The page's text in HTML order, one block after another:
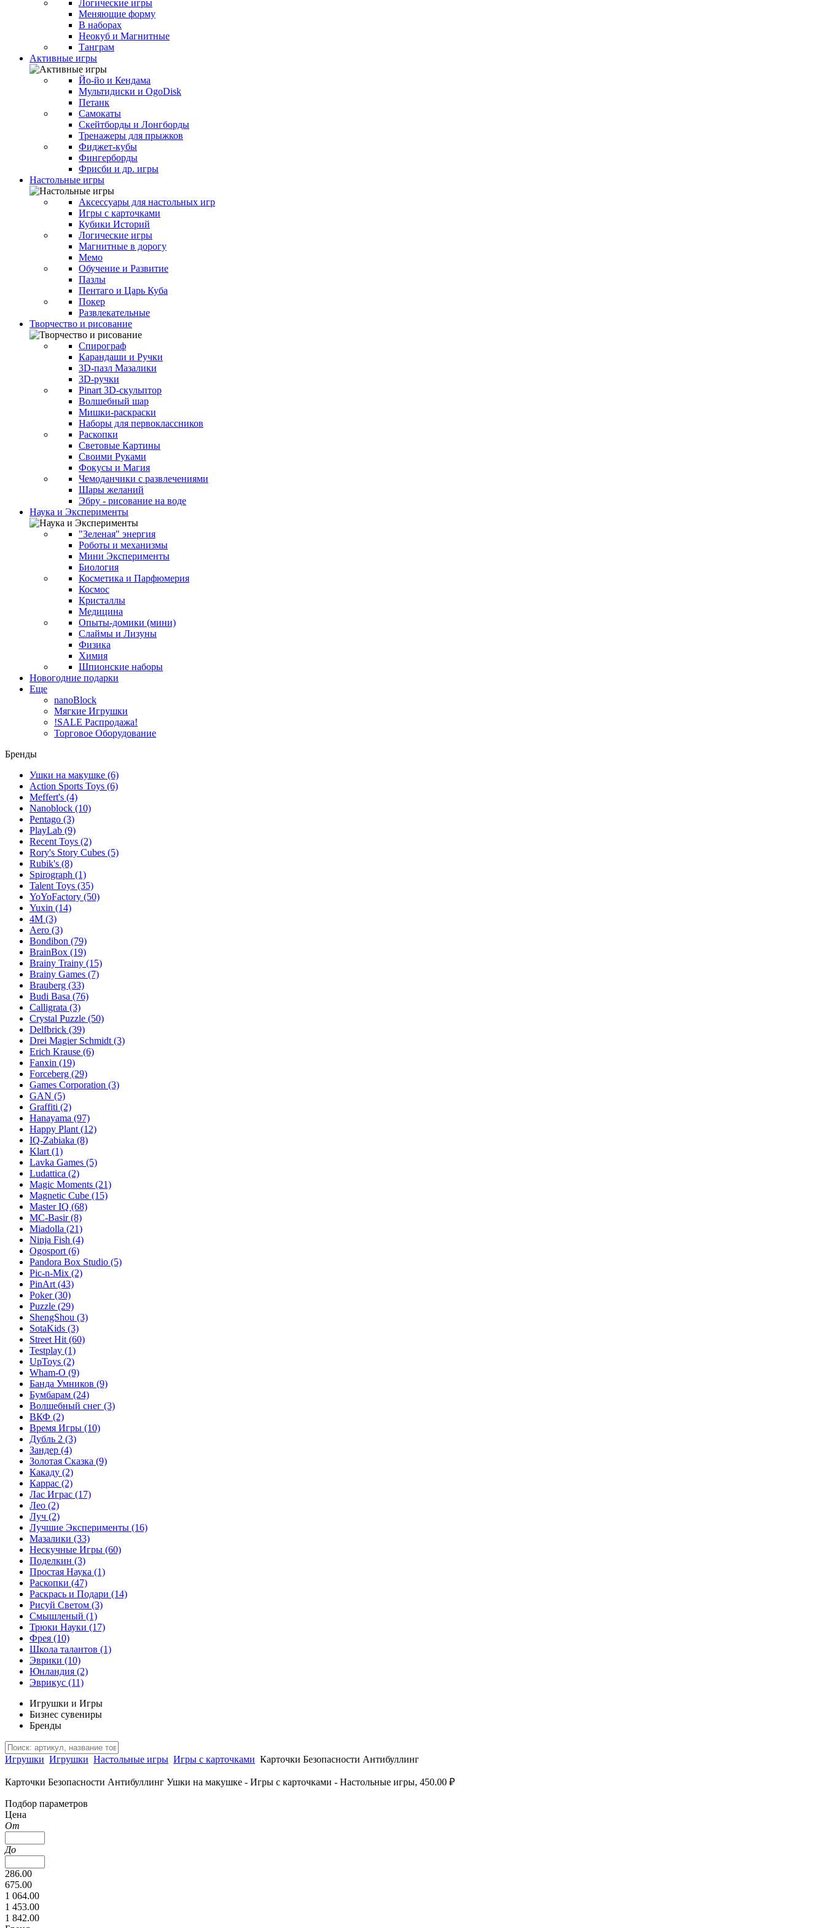
Логические игры
Меняющие форму
В наборах
Неокуб и Магнитные
Танграм
Активные игры
Йо-йо и Кендама
Мультидиски и OgoDisk
Петанк
Самокаты
Скейтборды и Лонгборды
Тренажеры для прыжков
Фиджет-кубы
Фингерборды
Фрисби и др. игры
Настольные игры
Аксессуары для настольных игр
Игры с карточками
Кубики Историй
Логические игры
Магнитные в дорогу
Мемо
Обучение и Развитие
Пазлы
Пентаго и Царь Куба
Покер
Развлекательные
Творчество и рисование
Спирограф
Карандаши и Ручки
3D-пазл Мазалики
3D-ручки
Pinart 3D-скульптор
Волшебный шар
Мишки-раскраски
Наборы для первоклассников
Раскопки
Световые Картины
Своими Руками
Фокусы и Магия
Чемоданчики с развлечениями
Шары желаний
Эбру - рисование на воде
Наука и Эксперименты
"Зеленая" энергия
Роботы и механизмы
Мини Эксперименты
Биология
Косметика и Парфюмерия
Космос
Кристаллы
Медицина
Опыты-домики (мини)
Слаймы и Лизуны
Физика
Химия
Шпионские наборы
Новогодние подарки
Еще
nanoBlock
Мягкие Игрушки
!SALE Распродажа!
Торговое Оборудование
Бренды
Ушки на макушке (6)
Action Sports Toys (6)
Meffert's (4)
Nanoblock (10)
Pentago (3)
PlayLab (9)
Recent Toys (2)
Rory's Story Cubes (5)
Rubik's (8)
Spirograph (1)
Talent Toys (35)
YoYoFactory (50)
Yuxin (14)
4M (3)
Aero (3)
Bondibon (79)
BrainBox (19)
Brainy Trainy (15)
Brainy Games (7)
Brauberg (33)
Budi Basa (76)
Calligrata (3)
Crystal Puzzle (50)
Delfbrick (39)
Drei Magier Schmidt (3)
Erich Krause (6)
Fanxin (19)
Forceberg (29)
Games Corporation (3)
GAN (5)
Graffiti (2)
Hanayama (97)
Happy Plant (12)
IQ-Zabiaka (8)
Klart (1)
Lavka Games (5)
Ludattica (2)
Magic Moments (21)
Magnetic Cube (15)
Master IQ (68)
MC-Basir(8)
Miadolla (21)
Ninja Fish (4)
Ogosport (6)
Pandora Box Studio (5)
Pic-n-Mix (2)
PinArt (43)
Poker(30)
Puzzle (29)
ShengShou (3)
SotaKids (3)
Street Hit (60)
Testplay (1)
UpToys (2)
Wham-O (9)
Банда Умников (9)
Бумбарам (24)
Волшебный снег (3)
ВКФ (2)
Время Игры (10)
Дубль 2 (3)
Зандер (4)
Золотая Сказка (9)
Какаду (2)
Каррас (2)
Лас Играс (17)
Лео (2)
Луч (2)
Лучшие Эксперименты (16)
Мазалики (33)
Нескучные Игры (60)
Поделкин (3)
Простая Наука (1)
Раскопки (47)
Раскрась и Подари (14)
Рисуй Светом (3)
Смышленый (1)
Трюки Науки (17)
Фрея (10)
Школа талантов (1)
Эврики (10)
Юнландия (2)
Эврикус (11)
Игрушки и Игры
Бизнес сувениры
Бренды
Игрушки Игрушки Настольные игры Игры с карточками Карточки Безопасности Антибуллинг
Карточки Безопасности Антибуллинг Ушки на макушке - Игры с карточками - Настольные игры, 450.00 ₽
Подбор параметров
Цена
От
До
286.00
675.00
1 064.00
1 453.00
1 842.00